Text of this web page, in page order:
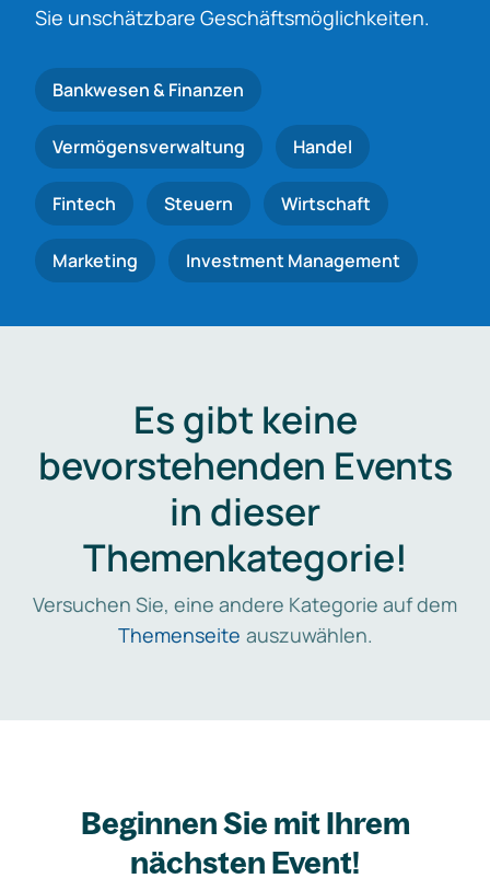
Sie unschätzbare Geschäftsmöglichkeiten.
Bankwesen & Finanzen
Vermögensverwaltung Handel
Fintech Steuern Wirtschaft
Marketing Investment Management
Es gibt keine
bevorstehenden Events
in dieser
Themenkategorie!
Versuchen Sie, eine andere Kategorie auf dem
Themenseite auszuwählen.
Beginnen Sie mit Ihrem
nächsten Event!